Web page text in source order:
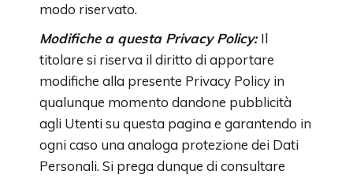
modo riservato.
Modifiche a questa Privacy Policy:Il
titolare si riserva il diritto di apportare
modifiche alla presente Privacy Policy in
qualunque momento dandone pubblicità
agli Utenti su questa pagina e garantendo in
ogni caso una analoga protezione dei Dati
Personali. Si prega dunque di consultare